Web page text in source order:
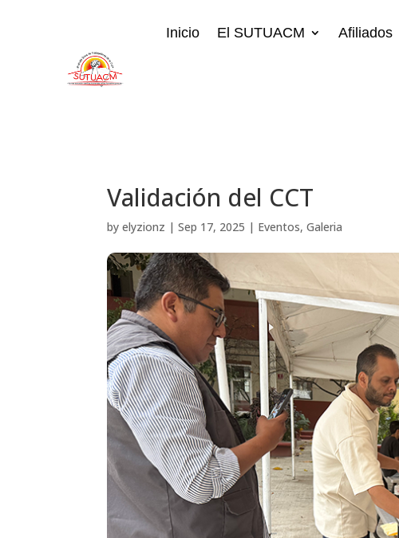
Inicio El SUTUACM Afiliados
Validación del CCT
byelyzionz |Sep 17, 2025 | Eventos,Galeria